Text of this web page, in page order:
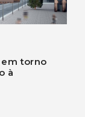
em torno
à